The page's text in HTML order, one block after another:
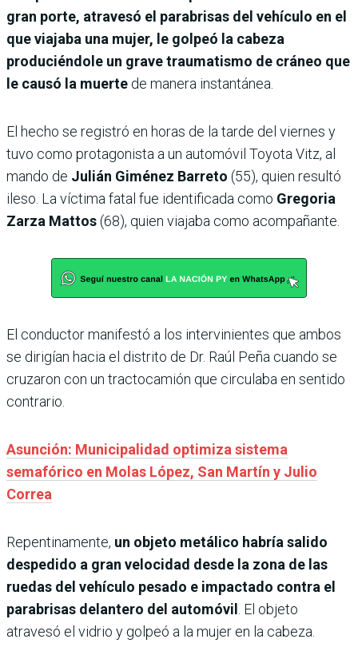
gran porte, atravesó el parabrisas del vehículo en el
que viajaba una mujer, le golpeó la cabeza
produciéndole un grave traumatismo de cráneo que
le causó la muerte de manera instantánea.
El hecho se registró en horas de la tarde del viernes y
tuvo como protagonista a un automóvil Toyota Vitz, al
mando de Julián Giménez Barreto (55), quien resultó
ileso. La víctima fatal fue identificada como Gregoria
Zarza Mattos(68), quien viajaba como acompañante.
El conductor manifestó a los intervinientes que ambos
se dirigían hacia el distrito de Dr. Raúl Peña cuando se
cruzaron con un tractocamión que circulaba en sentido
contrario.
Asunción: Municipalidad optimiza sistema
semafórico en Molas López, San Martín y Julio
Correa
Repentinamente, un objeto metálico habría salido
despedido a gran velocidad desde la zona de las
ruedas del vehículo pesado e impactado contra el
parabrisas delantero del automóvil . El objeto
atravesó el vidrio y golpeó a la mujer en la cabeza.